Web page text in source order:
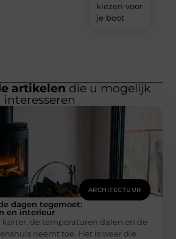
kiezen voor
je boot
artikelen die u mogelijk
interesseren
ARCHITECTUUR
dagen tegemoet:
en interieur
de temperaturen dalen en de
neemt toe. Het is weer die